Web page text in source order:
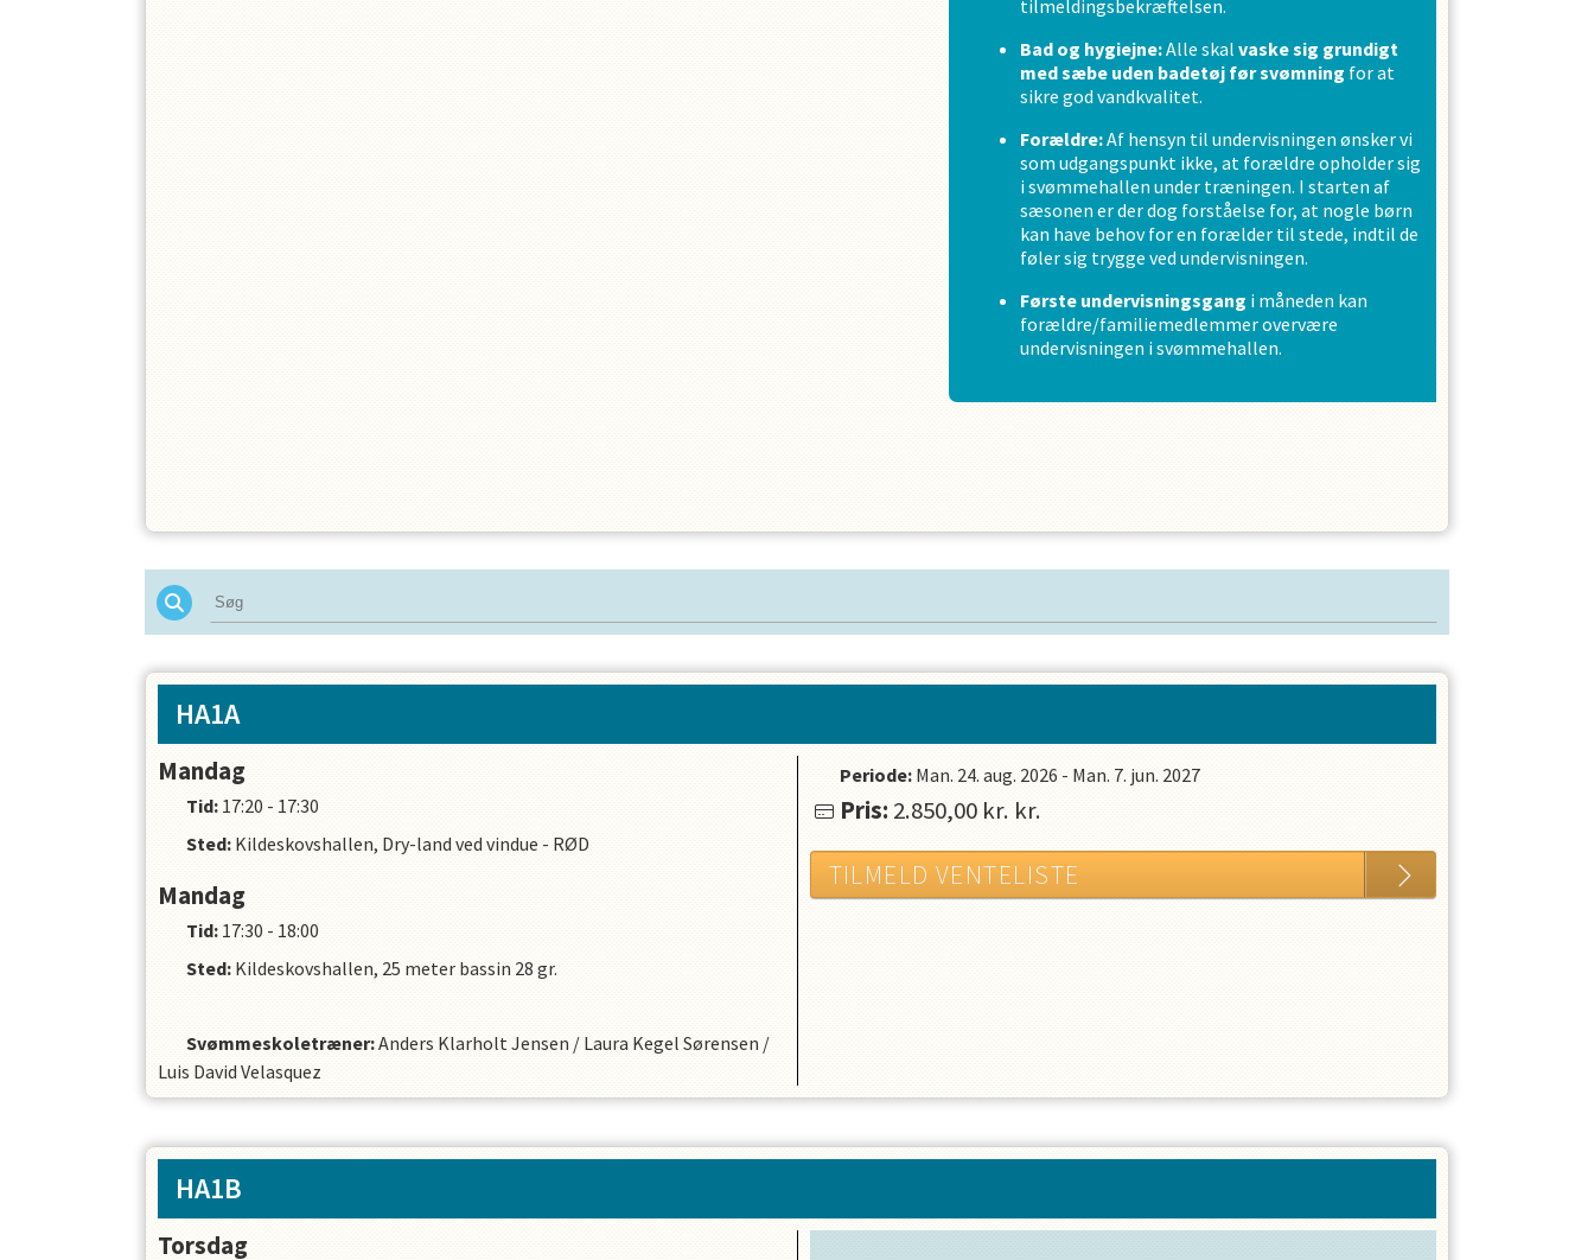
tilmeldingsbekræftelsen.
Bad og hygiejne:Alle skal vaske sig grundigt
med sæbe uden badetøj før svømning for at
sikre god vandkvalitet.
Forældre:Af hensyn til undervisningen ønsker vi
som udgangspunkt ikke, at forældre opholder sig
i svømmehallen under træningen. I starten af
sæsonen er der dog forståelse for, at nogle børn
kan have behov for en forælder til stede, indtil de
føler sig trygge ved undervisningen.
Første undervisningsgang i måneden kan
forældre/familiemedlemmer overvære
undervisningen i svømmehallen.
HA1A
Mandag
Tid: 17:20 - 17:30
Sted: Kildeskovshallen, Dry-land ved vindue - RØD
Mandag
Tid: 17:30 - 18:00
Sted: Kildeskovshallen, 25 meter bassin 28 gr.
Svømmeskoletræner:Anders Klarholt Jensen / Laura Kegel Sørensen /
Luis David Velasquez
Periode: Man. 24. aug. 2026 - Man. 7. jun. 2027
Pris: 2.850,00 kr. kr.
TILMELD VENTELISTE
HA1B
Torsdag